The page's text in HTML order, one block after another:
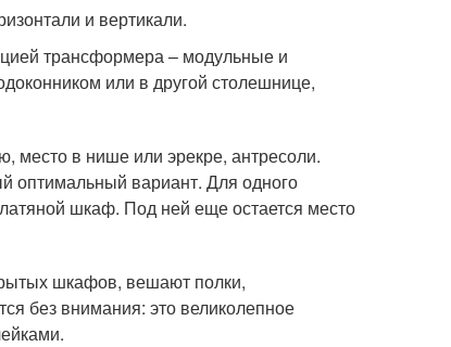
и вертикали.
трансформера – модульные и
или в другой столешнице,
место в нише или эрекре, антресоли.
оптимальный вариант. Для одного
шкаф. Под ней еще остается место
шкафов, вешают полки,
без внимания: это великолепное